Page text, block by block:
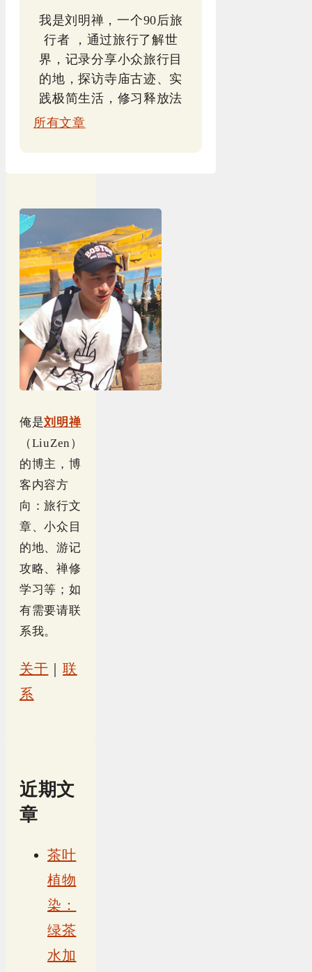
我是刘明禅，一个90后旅
行者 ，通过旅行了解世
界，记录分享小众旅行目
的地，探访寺庙古迹、实
践极简生活，修习释放法
所有文章
俺是刘明禅
（LiuZen）
的博主，博
客内容方
向：旅行文
章、小众目
的地、游记
攻略、禅修
学习等；如
有需要请联
系我。
关于 ｜联
系
近期文
章
茶叶
植物
染：
绿茶
水加